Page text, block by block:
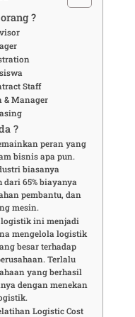
?
Staff
& Manager
?
peran yang
bisnis apa pun.
biasanya
65% biayanya
pembantu, dan
mesin.
ini menjadi
mengelola logistik
besar terhadap
Terlalu
yang berhasil
dengan menekan
Logistic Cost